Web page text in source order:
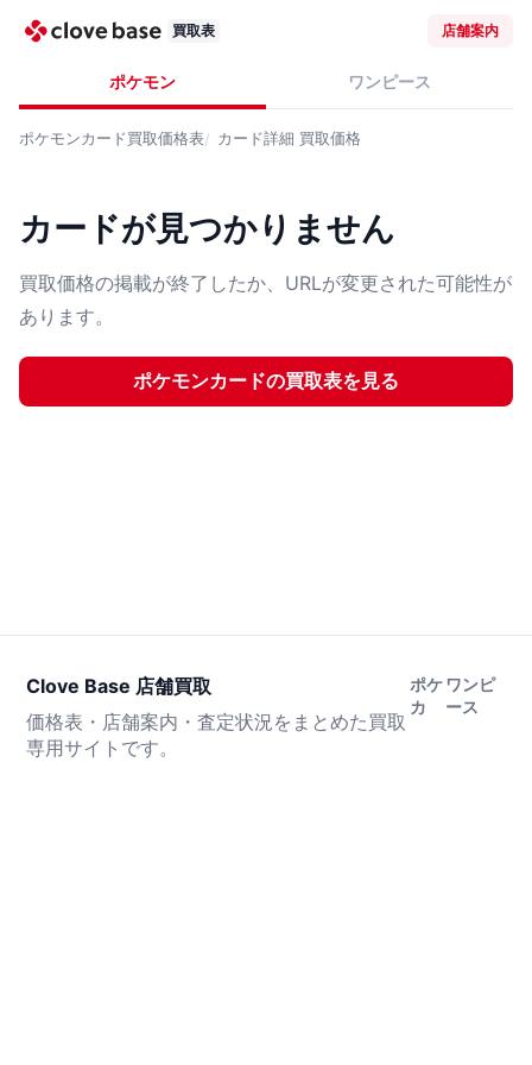
買取表 店舗案内
ポケモン ワンピース
ポケモンカード買取価格表 カード詳細 買取価格
カードが見つかりません
買取価格の掲載が終了したか、URLが変更された可能性が
あります。
ポケモンカードの買取表を見る
Clove Base 店舗買取
価格表・店舗案内・査定状況をまとめた買取
専用サイトです。
ポケ
カ
ワンピ
ース